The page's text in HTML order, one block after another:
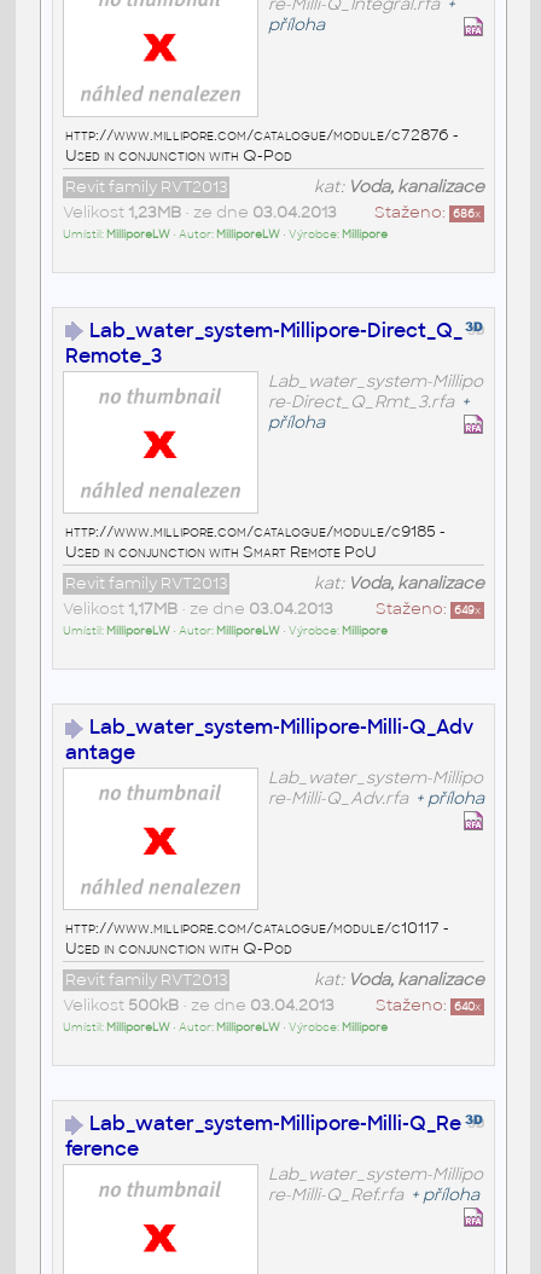
re-Milli-Q_Integral.rfa +
příloha
http://www.millipore.com/catalogue/module/c72876 -
Used in conjunction with Q-Pod
kat: Voda, kanalizace
Revit family RVT2013
Staženo: 686x
Velikost 1,23MB• ze dne 03.04.2013
Umístil: MilliporeLW• Autor: MilliporeLW• Výrobce: Millipore
Lab_water_system-Millipore-Direct_Q_
Remote_3
Lab_water_system-Millipo
re-Direct_Q_Rmt_3.rfa +
příloha
http://www.millipore.com/catalogue/module/c9185 -
Used in conjunction with Smart Remote PoU
kat: Voda, kanalizace
Revit family RVT2013
Staženo: 649x
Velikost 1,17MB• ze dne 03.04.2013
Umístil: MilliporeLW• Autor: MilliporeLW• Výrobce: Millipore
Lab_water_system-Millipore-Milli-Q_Adv
antage
Lab_water_system-Millipo
re-Milli-Q_Adv.rfa + příloha
http://www.millipore.com/catalogue/module/c10117 -
Used in conjunction with Q-Pod
kat: Voda, kanalizace
Revit family RVT2013
Staženo: 640x
Velikost 500kB• ze dne 03.04.2013
Umístil: MilliporeLW• Autor: MilliporeLW• Výrobce: Millipore
Lab_water_system-Millipore-Milli-Q_Re
ference
Lab_water_system-Millipo
re-Milli-Q_Ref.rfa + příloha